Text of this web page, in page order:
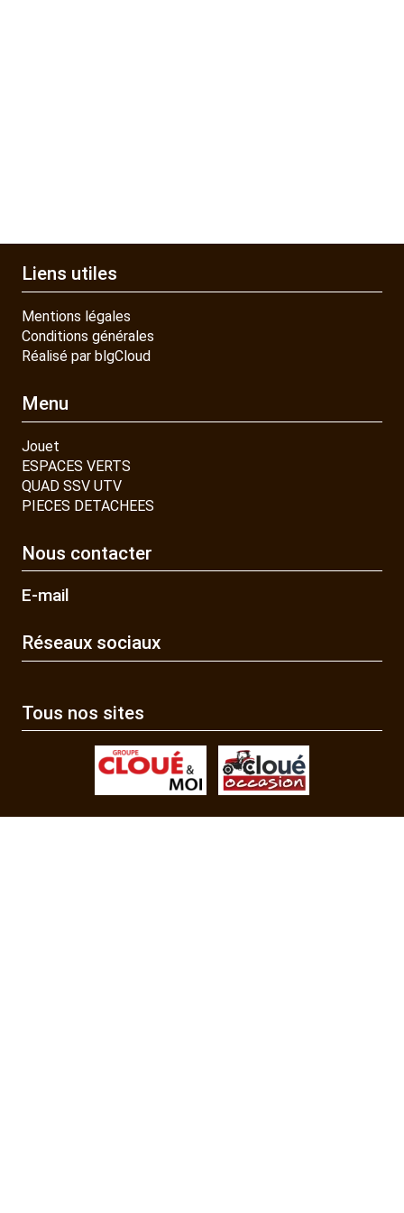
Liens utiles
Mentions légales
Conditions générales
Réalisé par blgCloud
Menu
Jouet
ESPACES VERTS
QUAD SSV UTV
PIECES DETACHEES
Nous contacter
E-mail
Réseaux sociaux
Tous nos sites